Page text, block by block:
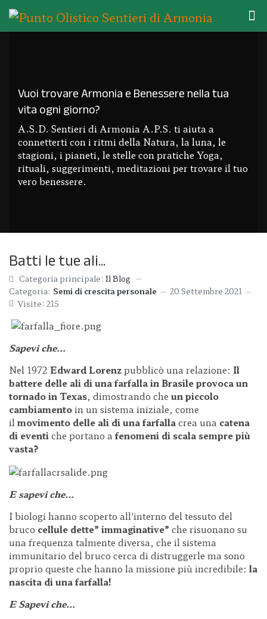
Vuoi trovare Armonia e Benessere nella tua
vita ogni giorno?
A.S.D. Sentieri di Armonia A.P.S. ti aiuta a
connetterti con i ritmi della Natura, la luna, le
stagioni, i pianeti, le stelle con pratiche Yoga,
rituali, suggerimenti, meditazioni per trovare il tuo
vero benessere.
Batti le tue ali...
Categoria principale: Il Blog
Categoria: Semi di crescita personale
20 Settembre 2021
Visite: 215
Sapevi che…
Nel 1972 Edward Lorenzpubblicò una relazione: Il
battere delle ali di una farfalla in Brasileprovoca un
tornado in Texas, dimostrando che un piccolo
cambiamentoin un sistema iniziale, come
il movimento delle ali di una farfallacrea una catena
di eventi che portano a fenomeni di scala sempre più
vasta?
E sapevi che…
I biologi hanno scoperto all'interno del tessuto del
bruco cellule dette” immaginative” che risuonano su
una frequenza talmente diversa, che il sistema
immunitario del bruco cerca di distruggerle ma sono
proprio queste che hanno la missione più incredibile: la
nascita di una farfalla!
E Sapevi che…